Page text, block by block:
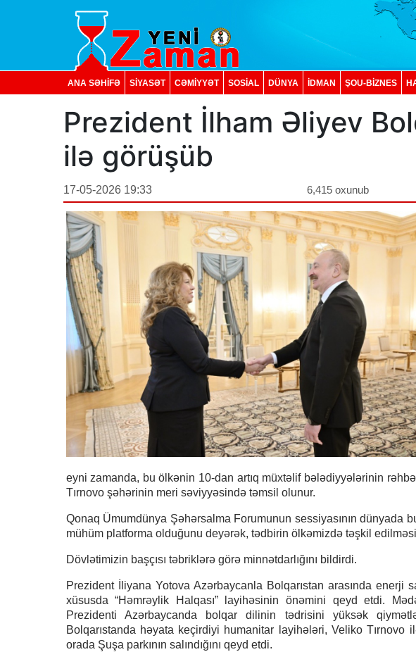
ANA SƏHİFƏ SİYASƏT CƏMİYYƏT SOSIAL DÜNYA İDMAN ŞOU-BİZNES
Prezident İlham Əliyev
ilə görüşüb
17-05-2026 19:33 6,415 oxunub
eyni zamanda, bu ölkənin 10-dan artıq müxtəlif bələdiyyələrinin
Tırnovo şəhərinin meri səviyyəsində təmsil olunur.
Qonaq Ümumdünya Şəhərsalma Forumunun sessiyasının dünyada
mühüm platforma olduğunu deyərək, tədbirin ölkəmizdə təşkil
Dövlətimizin başçısı təbriklərə görə minnətdarlığını bildirdi.
Prezident İliyana Yotova Azərbaycanla Bolqarıstan arasında enerji
xüsusda “Həmrəylik Halqası” layihəsinin önəmini qeyd etdi.
Prezidenti Azərbaycanda bolqar dilinin tədrisini yüksək
Bolqarıstanda həyata keçirdiyi humanitar layihələri, Veliko Tırnovo
orada Şuşa parkının salındığını qeyd etdi.